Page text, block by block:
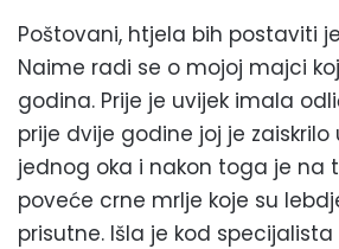
Poštovani, htjela bih postaviti
Naime radi se o mojoj majci
godina. Prije je uvijek imala
prije dvije godine joj je
jednog oka i nakon toga je na
poveće crne mrlje koje su
prisutne. Išla je kod specijalista